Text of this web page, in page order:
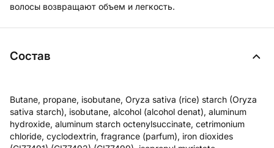
волосы возвращают объем и легкость.
Состав
Butane, propane, isobutane, Oryza sativa (rice) starch (Oryza
sativa starch), isobutane, alcohol (alcohol denat), aluminum
hydroxide, aluminum starch octenylsuccinate, cetrimonium
chloride, cyclodextrin, fragrance (parfum), iron dioxides